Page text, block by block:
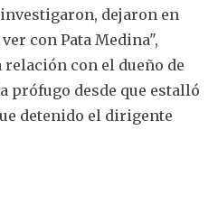
dejaron en
con Pata Medina",
con el dueño de
prófugo desde que estalló
detenido el dirigente